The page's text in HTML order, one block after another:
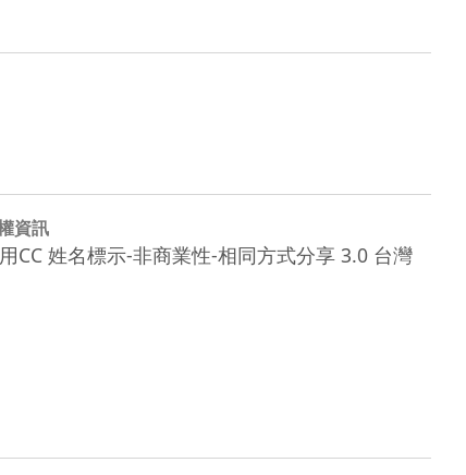
資訊
CC 姓名標示-非商業性-相同方式分享 3.0 台灣